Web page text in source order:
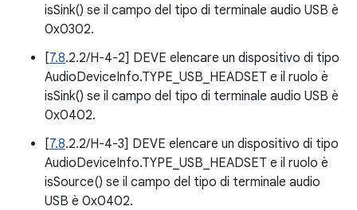
isSink() se il campo del tipo di terminale audio USB è
0x0302.
[7.8.2.2/H-4-2] DEVE elencare un dispositivo di tipo
AudioDeviceInfo.TYPE_USB_HEADSET e il ruolo è
isSink() se il campo del tipo di terminale audio USB è
0x0402.
[7.8.2.2/H-4-3] DEVE elencare un dispositivo di tipo
AudioDeviceInfo.TYPE_USB_HEADSET e il ruolo è
isSource() se il campo del tipo di terminale audio
USB è 0x0402.